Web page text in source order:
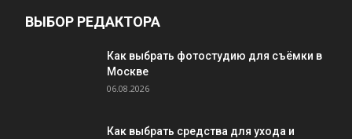
ВЫБОР РЕДАКТОРА
Как выбрать фотостудию для съёмки в
Москве
06.08.2026
Как выбрать средства для ухода и